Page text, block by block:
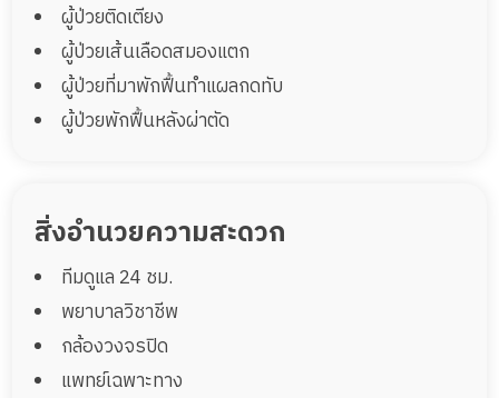
ห้องพักพิเศษ+ห้องน้ำส่วนตัว (Premium) 1
ผู้ป่วยติดเตียง
ผู้ป่วยเส้นเลือดสมองแตก
ผู้ป่วยที่มาพักฟื้นทำแผลกดทับ
ผู้ป่วยพักฟื้นหลังผ่าตัด
สิ่งอำนวยความสะดวก
ทีมดูแล 24 ชม.
พยาบาลวิชาชีพ
กล้องวงจรปิด
แพทย์เฉพาะทาง